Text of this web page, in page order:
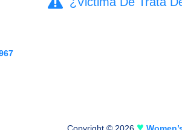
Copyright © 2026 ♥